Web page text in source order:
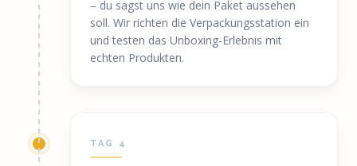
– du sagst uns wie dein Paket aussehen
soll. Wir richten die Verpackungsstation ein
und testen das Unboxing-Erlebnis mit
echten Produkten.
TAG 4